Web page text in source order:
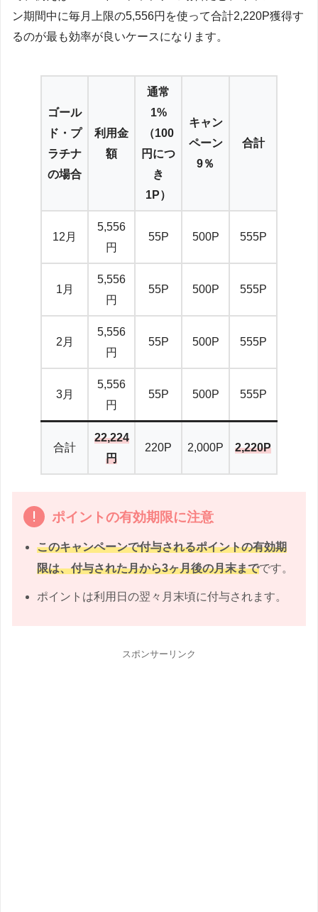
ン期間中に毎月上限の5,556円を使って合計2,220P獲得す
るのが最も効率が良いケースになります。
ゴール
ド・プ
ラチナ
の場合
利用金
額
通常
1%
（100
円につ
き
1P）
キャン
ペーン
9％
合計
12月
5,556
円
55P 500P 555P
1月
5,556
円
55P 500P 555P
2月
5,556
円
55P 500P 555P
3月
5,556
円
55P 500P 555P
合計
22,224
円
220P 2,000P 2,220P
ポイントの有効期限に注意
このキャンペーンで付与されるポイントの有効期
限は、付与された月から3ヶ月後の月末までです。
ポイントは利用日の翌々月末頃に付与されます。
スポンサーリンク